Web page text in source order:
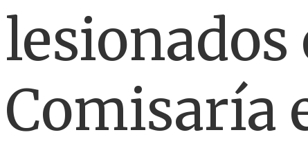
Comisaría